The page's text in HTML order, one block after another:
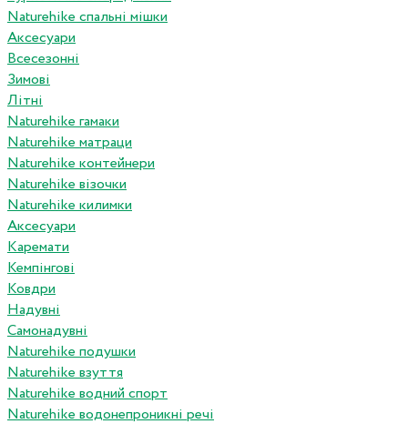
Naturehike спальні мішки
Аксесуари
Всесезонні
Зимові
Літні
Naturehike гамаки
Naturehike матраци
Naturehike контейнери
Naturehike візочки
Naturehike килимки
Аксесуари
Каремати
Кемпінгові
Ковдри
Надувні
Самонадувні
Naturehike подушки
Naturehike взуття
Naturehike водний спорт
Naturehike водонепроникні речі